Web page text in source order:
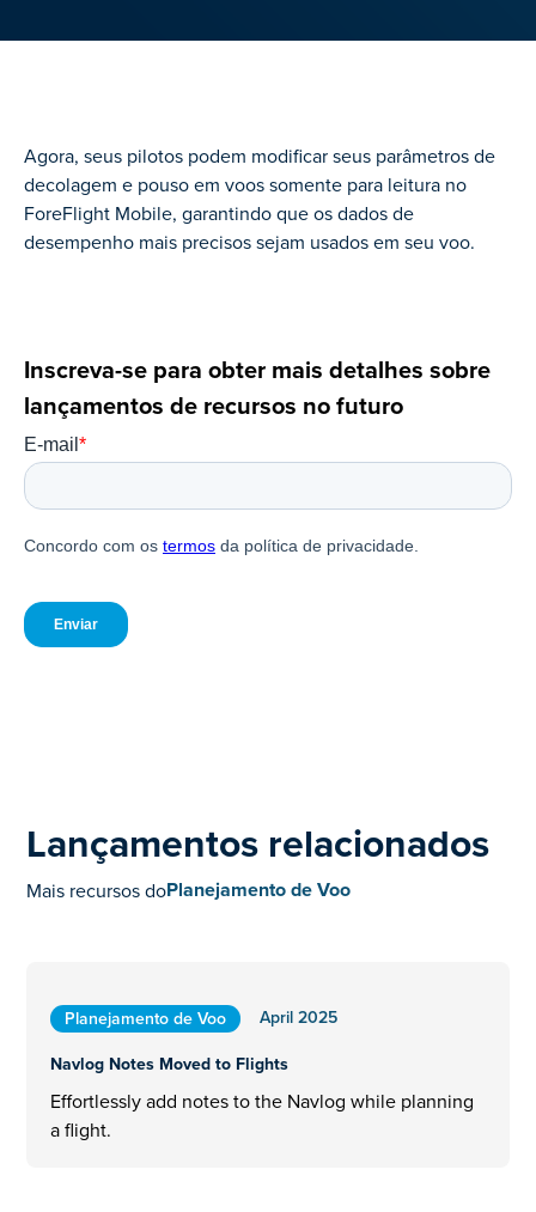
Inscreva-se para obter mais detalhes sobre
lançamentos de recursos no futuro
Agora, seus pilotos podem modificar seus parâmetros de
decolagem e pouso em voos somente para leitura no
ForeFlight Mobile, garantindo que os dados de
desempenho mais precisos sejam usados em seu voo.
Lançamentos relacionados
Mais recursos doPlanejamento de Voo
Planejamento de Voo
April 2025
Navlog Notes Moved to Flights
Effortlessly add notes to the Navlog while planning
a flight.